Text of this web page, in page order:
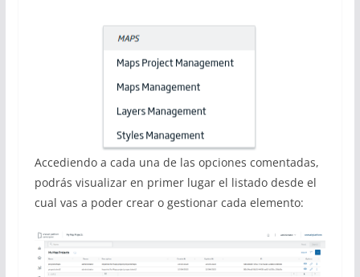
Accediendo a cada una de las opciones comentadas,
podrás visualizar en primer lugar el listado desde el
cual vas a poder crear o gestionar cada elemento: